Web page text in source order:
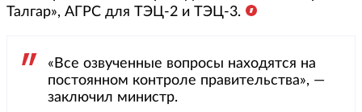
Талгар», АГРС для ТЭЦ-2 и ТЭЦ-3.
«Все озвученные вопросы находятся на
постоянном контроле правительства», —
заключил министр.